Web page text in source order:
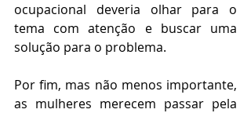
ocupacional deveria olhar para o
tema com atenção e buscar uma
solução para o problema.
Por fim, mas não menos importante,
as mulheres merecem passar pela